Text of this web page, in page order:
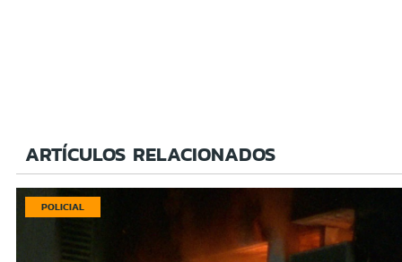
ARTÍCULOS RELACIONADOS
POLICIAL